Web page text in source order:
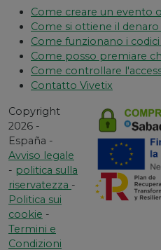
Come creare un evento
Come si ottiene il
Come funzionano i
Come posso premiare
Come controllare
Contatto Vivetix
Copyright
2026 -
España -
Avviso legale
- politica sulla
riservatezza -
Politica sui
cookie -
Termini e
Condizioni